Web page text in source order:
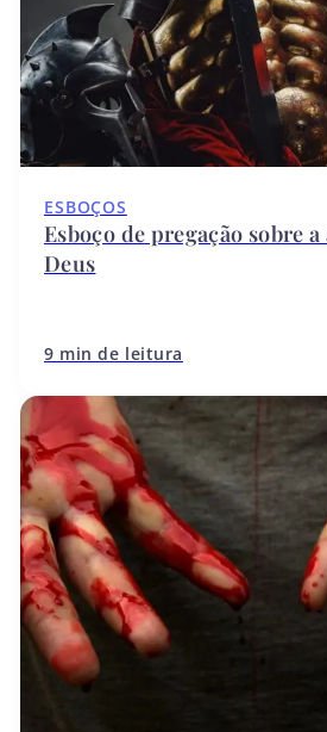
ESBOÇOS
Esboço de pregação sobre
Deus
9 min de leitura